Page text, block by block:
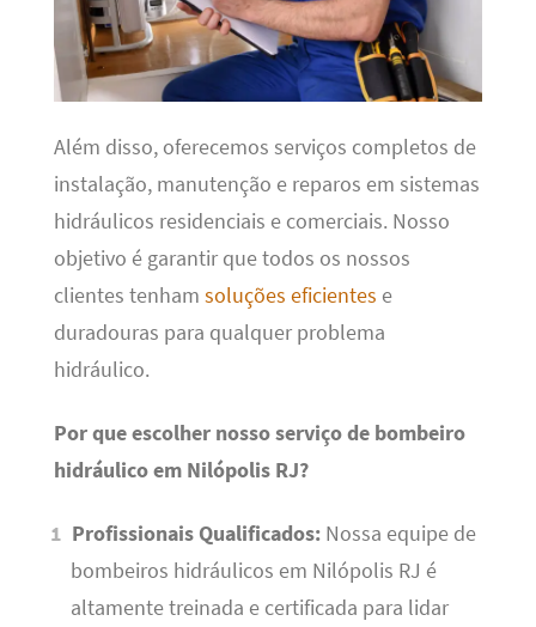
Além disso, oferecemos serviços completos de
instalação, manutenção e reparos em sistemas
hidráulicos residenciais e comerciais. Nosso
objetivo é garantir que todos os nossos
clientes tenham soluções eficientes e
duradouras para qualquer problema
hidráulico.
Por que escolher nosso serviço de bombeiro
hidráulico em Nilópolis RJ?
Profissionais Qualificados: Nossa equipe de
bombeiros hidráulicos em Nilópolis RJ é
altamente treinada e certificada para lidar